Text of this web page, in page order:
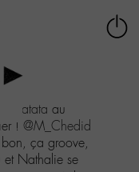
au
! @M_Chedid
ça groove,
et Nathalie se